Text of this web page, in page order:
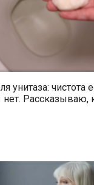
унитаза: чистота
Рассказываю,